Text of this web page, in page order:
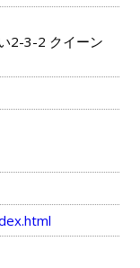
2-3-2 クイーン